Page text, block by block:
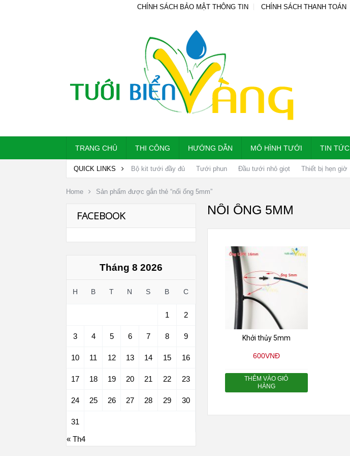
CHÍNH SÁCH BẢO MẬT THÔNG TIN CHÍNH SÁCH THANH TOÁN
TRANG CHỦ THI CÔNG HƯỚNG DẪN MÔ HÌNH TƯỚI TIN TỨC
QUICK LINKS Bộ kit tưới đầy đủ Tưới phun Đầu tưới nhỏ giọt Thiết bị hẹn giờ
Home Sản phẩm được gắn thẻ “nối ống 5mm”
NỐI ỐNG 5MM
Khởi thủy 5mm
600VNĐ
THÊM VÀO GIỎ
HÀNG
FACEBOOK
Tháng 8 2026
H B T N S B C
1 2
3 4 5 6 7 8 9
10 11 12 13 14 15 16
17 18 19 20 21 22 23
24 25 26 27 28 29 30
31
« Th4